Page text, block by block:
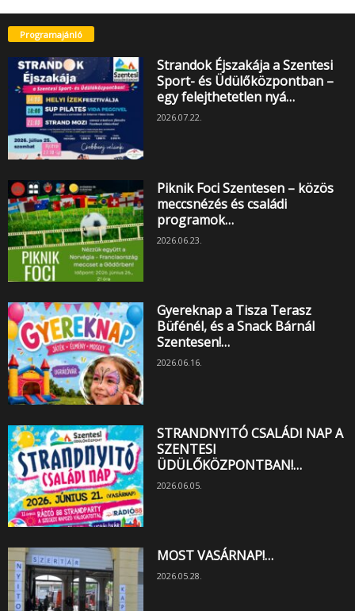
Programajánló
Strandok Éjszakája a Szentesi
Sport- és Üdülőközpontban –
egy felejthetetlen nyá…
2026.07.22.
Piknik Foci Szentesen – közös
meccsnézés és családi
programok…
2026.06.23.
Gyereknap a Tisza Terasz
Büfénél, és a Snack Bárnál
Szentesen!…
2026.06.16.
STRANDNYITÓ CSALÁDI NAP A
SZENTESI
ÜDÜLŐKÖZPONTBAN!…
2026.06.05.
MOST VASÁRNAP!…
2026.05.28.